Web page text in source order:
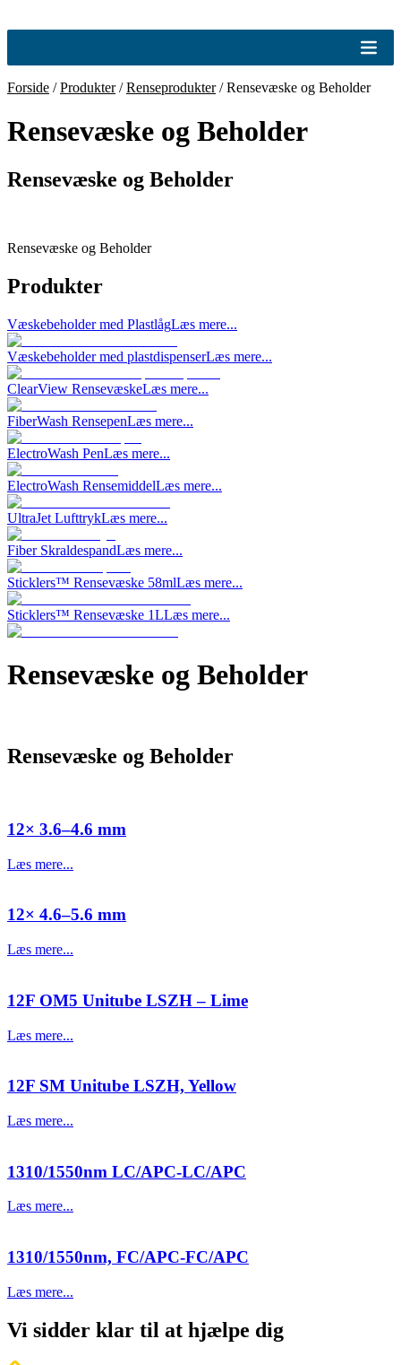
Forside /Produkter/Renseprodukter/Rensevæske og Beholder
Rensevæske og Beholder
Rensevæske og Beholder
Rensevæske og Beholder
Produkter
Væskebeholder med PlastlågLæs mere...
Væskebeholder med plastdispenserLæs mere...
ClearView RensevæskeLæs mere...
FiberWash RensepenLæs mere...
ElectroWash PenLæs mere...
ElectroWash RensemiddelLæs mere...
UltraJet LufttrykLæs mere...
Fiber SkraldespandLæs mere...
Sticklers™ Rensevæske 58mlLæs mere...
Sticklers™ Rensevæske 1LLæs mere...
Rensevæske og Beholder
Rensevæske og Beholder
12× 3.6–4.6 mm
Læs mere...
12× 4.6–5.6 mm
Læs mere...
12F OM5 Unitube LSZH – Lime
Læs mere...
12F SM Unitube LSZH, Yellow
Læs mere...
1310/1550nm LC/APC-LC/APC
Læs mere...
1310/1550nm, FC/APC-FC/APC
Læs mere...
Vi sidder klar til at hjælpe dig